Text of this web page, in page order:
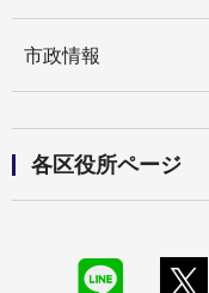
市政情報
各区役所ページ